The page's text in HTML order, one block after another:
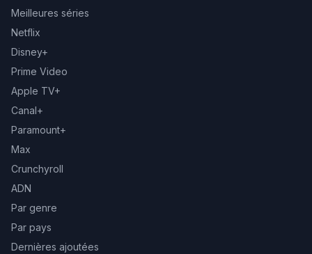
Meilleures séries
Netflix
Disney+
Prime Video
Apple TV+
Canal+
Paramount+
Max
Crunchyroll
ADN
Par genre
Par pays
Dernières ajoutées